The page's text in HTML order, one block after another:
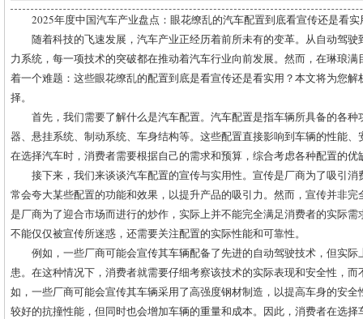
2025年度中国汽车产业盘点：眼花缭乱的汽车配置到底看宣传还是看实
随着科技的飞速发展，汽车产业正经历着前所未有的变革。从自动驾
力系统，每一项技术的突破都在推动着汽车行业向前发展。然而，在琳琅
着一个难题：这些眼花缭乱的配置到底是看宣传还是看实用？本文将为您
择。
首先，我们需要了解什么是汽车配置。汽车配置是指车辆所具备的各
器、悬挂系统、制动系统、车身结构等。这些配置直接影响到车辆的性能
在选择汽车时，消费者需要根据自己的需求和预算，综合考虑各种配置的
接下来，我们来谈谈汽车配置的宣传与实用性。宣传是厂商为了吸引
常会夸大某些配置的功能和效果，以提升产品的吸引力。然而，宣传并非
是厂商为了迎合市场而进行的炒作，实际上并不能完全满足消费者的实际
不能仅仅被宣传所迷惑，还需要关注配置的实际性能和可靠性。
例如，一些厂商可能会宣传其车辆配备了先进的自动驾驶技术，但实
患。在这种情况下，消费者就需要仔细考察该技术的实际表现和安全性，
如，一些厂商可能会宣传其车辆采用了高强度钢材制造，以提高车身的安
较好的抗撞性能，但同时也会增加车辆的重量和成本。因此，消费者在选